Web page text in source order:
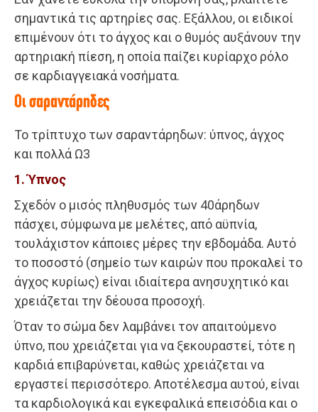
σημαντικά τις αρτηρίες σας. Εξάλλου, οι ειδικοί
επιμένουν ότι το άγχος και ο θυμός αυξάνουν την
αρτηριακή πίεση, η οποία παίζει κυρίαρχο ρόλο
σε καρδιαγγειακά νοσήματα.
Οι σαραντάρηδες
Το τρίπτυχο των σαραντάρηδων: ύπνος, άγχος
και πολλά Ω3
1. Ύπνος
Σχεδόν ο μισός πληθυσμός των 40άρηδων
πάσχει, σύμφωνα με μελέτες, από αϋπνία,
τουλάχιστον κάποιες μέρες την εβδομάδα. Αυτό
το ποσοστό (σημείο των καιρών που προκαλεί το
άγχος κυρίως) είναι ιδιαίτερα ανησυχητικό και
χρειάζεται την δέουσα προσοχή.
Όταν το σώμα δεν λαμβάνει τον απαιτούμενο
ύπνο, που χρειάζεται για να ξεκουραστεί, τότε η
καρδιά επιβαρύνεται, καθώς χρειάζεται να
εργαστεί περισσότερο. Αποτέλεσμα αυτού, είναι
τα καρδιολογικά και εγκεφαλικά επεισόδια και ο